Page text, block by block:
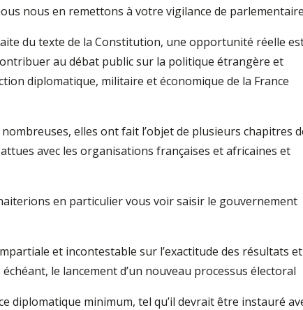
nous en remettons à votre vigilance de
du texte de la Constitution, une opportunité réelle
au débat public sur la politique étrangère et
diplomatique, militaire et économique de la France
elles ont fait l’objet de plusieurs chapitres
avec les organisations françaises et africaines et
en particulier vous voir saisir le gouvernement
et incontestable sur l’exactitude des résultats et
le lancement d’un nouveau processus électoral
diplomatique minimum, tel qu’il devrait être instauré